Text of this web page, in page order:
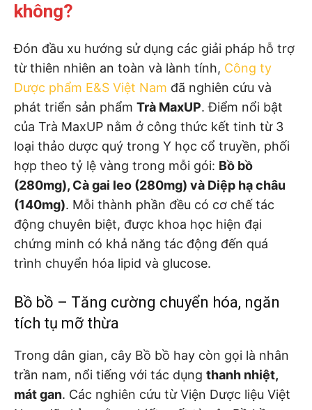
không?
Đón đầu xu hướng sử dụng các giải pháp hỗ trợ
từ thiên nhiên an toàn và lành tính, Công ty
Dược phẩm E&S Việt Nam đã nghiên cứu và
phát triển sản phẩm Trà MaxUP. Điểm nổi bật
của Trà MaxUP nằm ở công thức kết tinh từ 3
loại thảo dược quý trong Y học cổ truyền, phối
hợp theo tỷ lệ vàng trong mỗi gói: Bồ bồ
(280mg), Cà gai leo (280mg) và Diệp hạ châu
(140mg). Mỗi thành phần đều có cơ chế tác
động chuyên biệt, được khoa học hiện đại
chứng minh có khả năng tác động đến quá
trình chuyển hóa lipid và glucose.
Bồ bồ – Tăng cường chuyển hóa, ngăn
tích tụ mỡ thừa
Trong dân gian, cây Bồ bồ hay còn gọi là nhân
trần nam, nổi tiếng với tác dụng thanh nhiệt,
mát gan. Các nghiên cứu từ Viện Dược liệu Việt